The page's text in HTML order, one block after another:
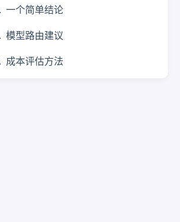
一个简单结论
模型路由建议
成本评估方法